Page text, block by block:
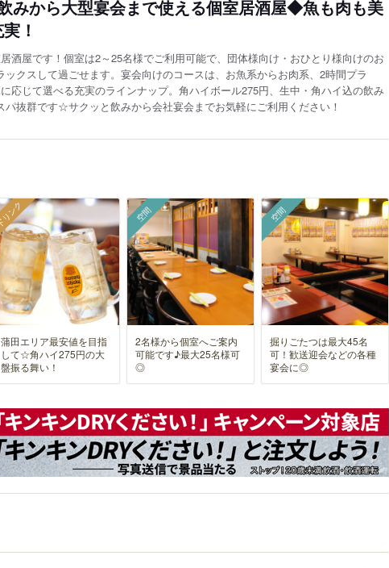
飲みから大型宴会まで使える個室居酒屋◆魚も肉も美
！
酒屋です！個室は2～25名様でご利用可能で、団体様向け・おひとり様向けのお
クスして過ごせます。宴会向けのコースは、お魚系からお肉系、2時間プラ
応じて選べる充実のラインナップ。角ハイボール275円、生中・角ハイ込の飲み
パ抜群です☆サクッと飲みから会社宴会までお気軽にご利用ください！
ンク
蒲田エリア最安値を目指
して☆角ハイ275円の大
盤振る舞い！
空間
2名様から個室へご案内
可能です♪最大25名様可
◎
空間
掘りごたつは最大45名
可！歓送迎会などの各種
宴会に◎